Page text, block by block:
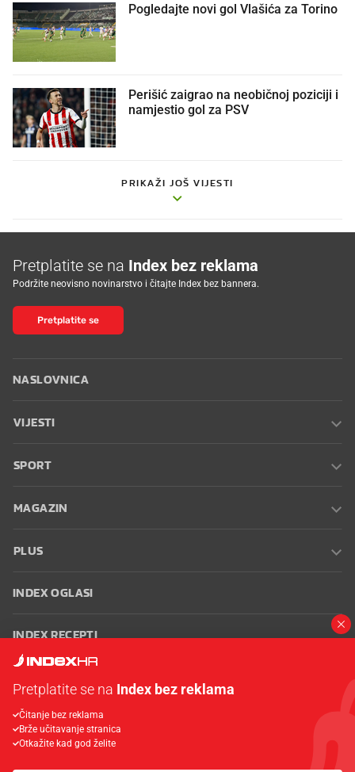
Pogledajte novi gol Vlašića za Torino
Perišić zaigrao na neobičnoj poziciji i
namjestio gol za PSV
PRIKAŽI JOŠ VIJESTI
Pretplatite se na Index bez reklama
Podržite neovisno novinarstvo i čitajte Index bez bannera.
Pretplatite se
NASLOVNICA
VIJESTI
SPORT
MAGAZIN
PLUS
INDEX OGLASI
INDEX RECEPTI
Oglašavanje Zaposli se na Indexu
korištenja
Postavke kolačića
Pretplatite se na Index bez reklama
Čitanje bez reklama
Brže učitavanje stranica
Otkažite kad god želite